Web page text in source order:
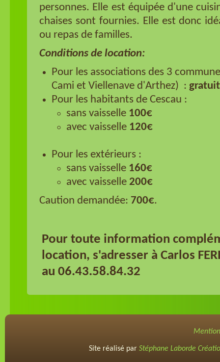
personnes. Elle est équipée d'une
chaises sont fournies. Elle est donc
ou repas de familles.
Conditions de location:
Pour les associations des 3
Cami et Viellenave d'Arthez) :
Pour les habitants de Cescau :
sans vaisselle 100€
avec vaisselle 120€
Pour les extérieurs :
sans vaisselle 160€
avec vaisselle 200€
Caution demandée: 700€.
Pour toute information
location, s'adresser à Carlos
au 06.43.58.84.32
Site réalisé par Stéphane Laborde